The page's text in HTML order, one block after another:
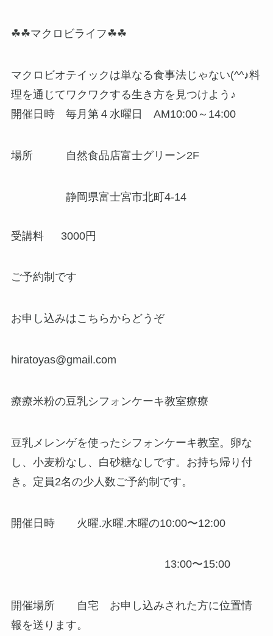
☘☘マクロビライフ☘☘
マクロビオテイックは単なる食事法じゃない(^^♪料
理を通じてワクワクする生き方を見つけよう♪
開催日時 毎月第４水曜日 AM10:00～14:00
場所 自然食品店富士グリーン2F
静岡県富士宮市北町4-14
受講料 3000円
ご予約制です
お申し込みはこちらからどうぞ
hiratoyas@gmail.com
療療米粉の豆乳シフォンケーキ教室療療
豆乳メレンゲを使ったシフォンケーキ教室。卵な
し、小麦粉なし、白砂糖なしです。お持ち帰り付
き。定員2名の少人数ご予約制です。
開催日時 火曜.水曜.木曜の10:00〜12:00
13:00〜15:00
開催場所 自宅 お申し込みされた方に位置情
報を送ります。